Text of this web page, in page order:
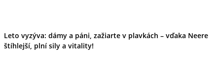
Leto vyzýva: dámy a páni, zažiarte v plavkách – vďaka Neere
štíhlejší, plní sily a vitality!